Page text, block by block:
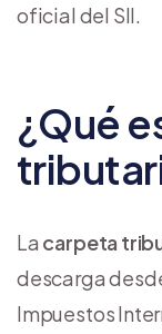
oficial del SII.
¿Qué
La carpeta
descarga
Impuestos